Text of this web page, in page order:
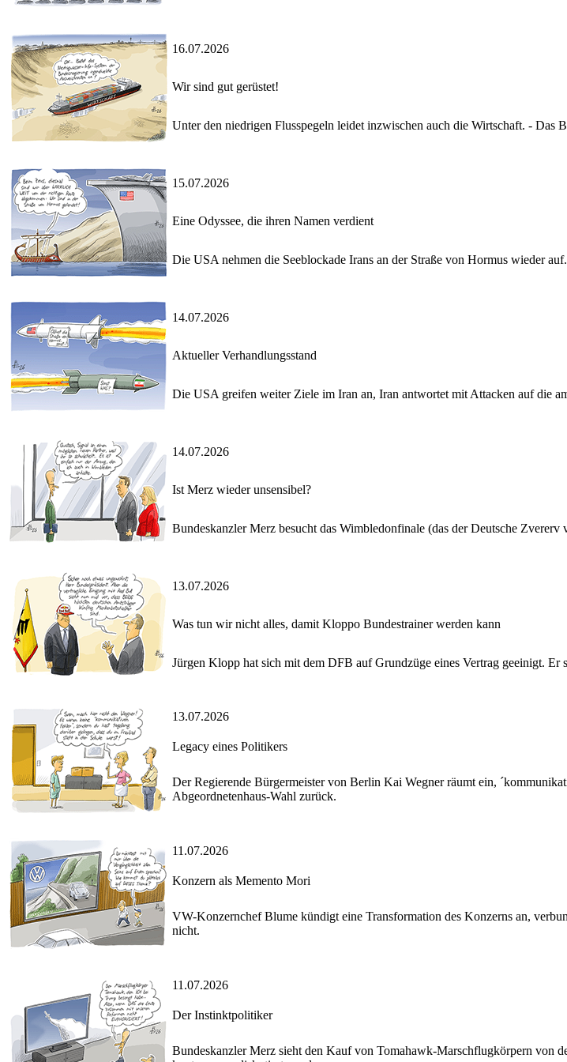
16.07.2026
Wir sind gut gerüstet!
Unter den niedrigen Flusspegeln leidet inzwischen auch die Wirtschaft. - Das
15.07.2026
Eine Odyssee, die ihren Namen verdient
Die USA nehmen die Seeblockade Irans an der Straße von Hormus wieder
14.07.2026
Aktueller Verhandlungsstand
Die USA greifen weiter Ziele im Iran an, Iran antwortet mit Attacken auf die
14.07.2026
Ist Merz wieder unsensibel?
Bundeskanzler Merz besucht das Wimbledonfinale (das der Deutsche
13.07.2026
Was tun wir nicht alles, damit Kloppo Bundestrainer werden kann
Jürgen Klopp hat sich mit dem DFB auf Grundzüge eines Vertrag geeinigt.
13.07.2026
Legacy eines Politikers
Der Regierende Bürgermeister von Berlin Kai Wegner räumt ein,
Abgeordnetenhaus-Wahl zurück.
11.07.2026
Konzern als Memento Mori
VW-Konzernchef Blume kündigt eine Transformation des Konzerns an,
nicht.
11.07.2026
Der Instinktpolitiker
Bundeskanzler Merz sieht den Kauf von Tomahawk-Marschflugkörpern von